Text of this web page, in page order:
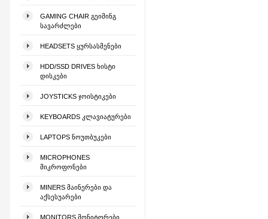
GAMING CHAIR ᲒᲔᲘᲛᲘᲜᲒ
ᲡᲐᲕᲐᲠᲫᲚᲔᲑᲘ
HEADSETS ᲧᲣᲠᲡᲐᲡᲛᲔᲜᲔᲑᲘ
HDD/SSD DRIVES ᲮᲘᲡᲢᲘ
ᲓᲘᲡᲙᲔᲑᲘ
JOYSTICKS ᲯᲝᲘᲡᲢᲘᲙᲔᲑᲘ
KEYBOARDS ᲙᲚᲐᲕᲘᲐᲢᲣᲠᲔᲑᲘ
LAPTOPS ᲜᲝᲣᲗᲑᲣᲙᲔᲑᲘ
MICROPHONES
ᲛᲘᲙᲠᲝᲤᲝᲜᲔᲑᲘ
MINERS ᲛᲐᲘᲜᲔᲠᲔᲑᲘ ᲓᲐ
ᲐᲥᲡᲔᲡᲣᲐᲠᲔᲑᲘ
MONITORS ᲛᲝᲜᲘᲢᲝᲠᲔᲑᲘ